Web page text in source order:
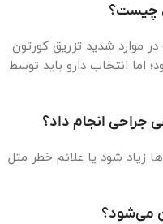
چیست؟
موارد شدید تزریق کورتون
اما انتخاب دارو باید توسط
جراحی انجام داد؟
زیاد شود یا علائم خطر مثل
می‌شود؟